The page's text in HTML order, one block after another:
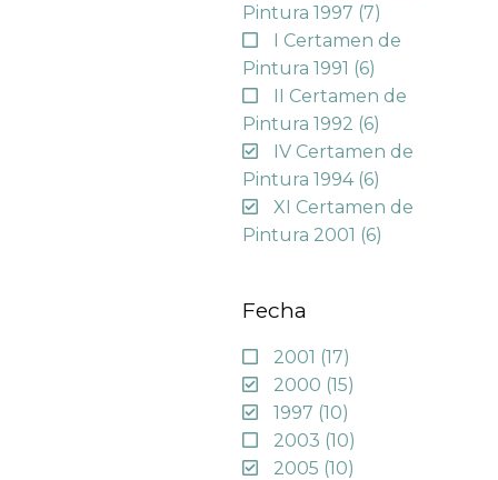
Pintura 1997 (7)
I Certamen de
Pintura 1991 (6)
II Certamen de
Pintura 1992 (6)
IV Certamen de
Pintura 1994 (6)
XI Certamen de
Pintura 2001 (6)
Fecha
2001 (17)
2000 (15)
1997 (10)
2003 (10)
2005 (10)